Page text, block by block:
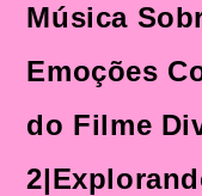
Música
Emoções
do Filme